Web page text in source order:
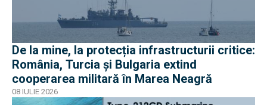
De la mine, la protecția infrastructurii critice:
România, Turcia și Bulgaria extind
cooperarea militară în Marea Neagră
08 IULIE 2026